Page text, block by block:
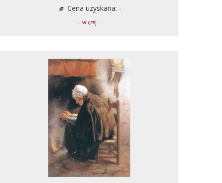
Cena uzyskana: -
... więcej ...